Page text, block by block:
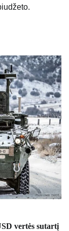
vertės sutartį